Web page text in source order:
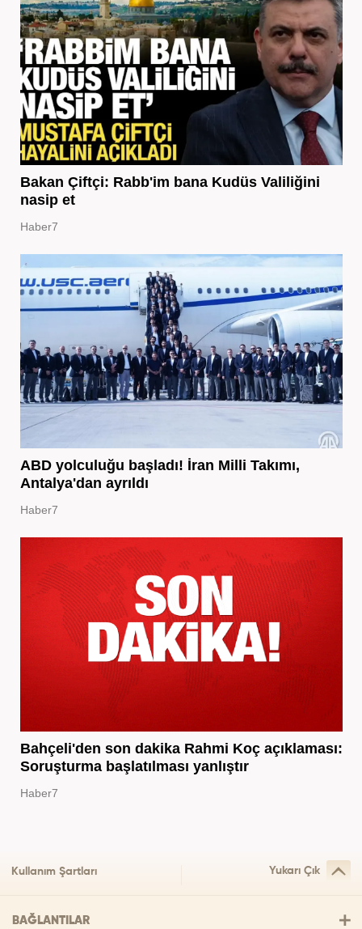
Bakan Çiftçi: Rabb'im bana Kudüs Valiliğini
nasip et
Haber7
ABD yolculuğu başladı! İran Milli Takımı,
Antalya'dan ayrıldı
Haber7
Bahçeli'den son dakika Rahmi Koç açıklaması:
Soruşturma başlatılması yanlıştır
Haber7
Kullanım Şartları Yukarı Çık
BAĞLANTILAR